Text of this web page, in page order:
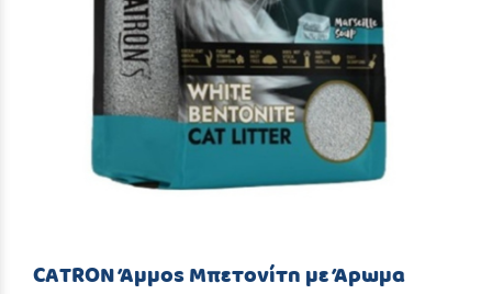
CATRON Άμμος Μπετονίτη με Άρωμα